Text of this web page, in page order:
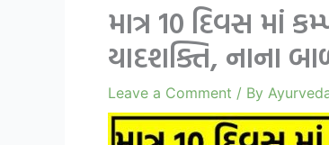
માત્ર 10 દિવસ
યાદશક્તિ, નાના
Leave a Comment / By